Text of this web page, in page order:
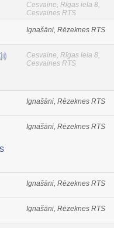
Cesvaine, Rīgas iela 8,
Cesvaines RTS
Ignašāni, Rēzeknes RTS
Cesvaine, Rīgas iela 8,
Cesvaines RTS
Ignašāni, Rēzeknes RTS
Ignašāni, Rēzeknes RTS
Ignašāni, Rēzeknes RTS
Ignašāni, Rēzeknes RTS